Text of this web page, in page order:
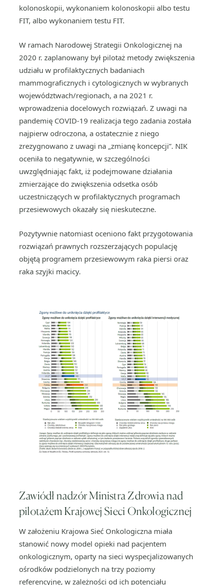
kolonoskopii, wykonaniem kolonoskopii albo testu
FIT, albo wykonaniem testu FIT.
W ramach Narodowej Strategii Onkologicznej na
2020 r. zaplanowany był pilotaż metody zwiększenia
udziału w profilaktycznych badaniach
mammograficznych i cytologicznych w wybranych
województwach/regionach, a na 2021 r.
wprowadzenia docelowych rozwiązań. Z uwagi na
pandemię COVID-19 realizacja tego zadania została
najpierw odroczona, a ostatecznie z niego
zrezygnowano z uwagi na „zmianę koncepcji”. NIK
oceniła to negatywnie, w szczególności
uwzględniając fakt, iż podejmowane działania
zmierzające do zwiększenia odsetka osób
uczestniczących w profilaktycznych programach
przesiewowych okazały się nieskuteczne.
Pozytywnie natomiast oceniono fakt przygotowania
rozwiązań prawnych rozszerzających populację
objętą programem przesiewowym raka piersi oraz
raka szyjki macicy.
Zawiódł nadzór Ministra Zdrowia nad
pilotażem Krajowej Sieci Onkologicznej
W założeniu Krajowa Sieć Onkologiczna miała
stanowić nowy model opieki nad pacjentem
onkologicznym, oparty na sieci wyspecjalizowanych
ośrodków podzielonych na trzy poziomy
referencyjne, w zależności od ich potencjału